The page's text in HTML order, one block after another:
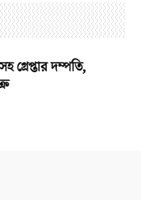
গ্রেপ্তার দম্পতি,